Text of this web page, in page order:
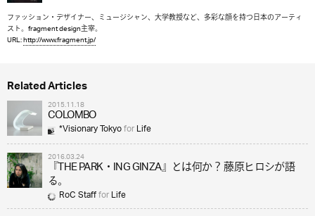
ファッション・デザイナー、ミュージシャン、大学教授など、多彩な顔を持つ日本のアーティ
スト。fragment design主宰。
URL:http://www.fragment.jp/
Related Articles
2015.11.18
COLOMBO
*Visionary TokyoforLife
2016.03.24
『THE PARK・ING GINZA』とは何か？ 藤原ヒロシが語
る。
RoC StaffforLife